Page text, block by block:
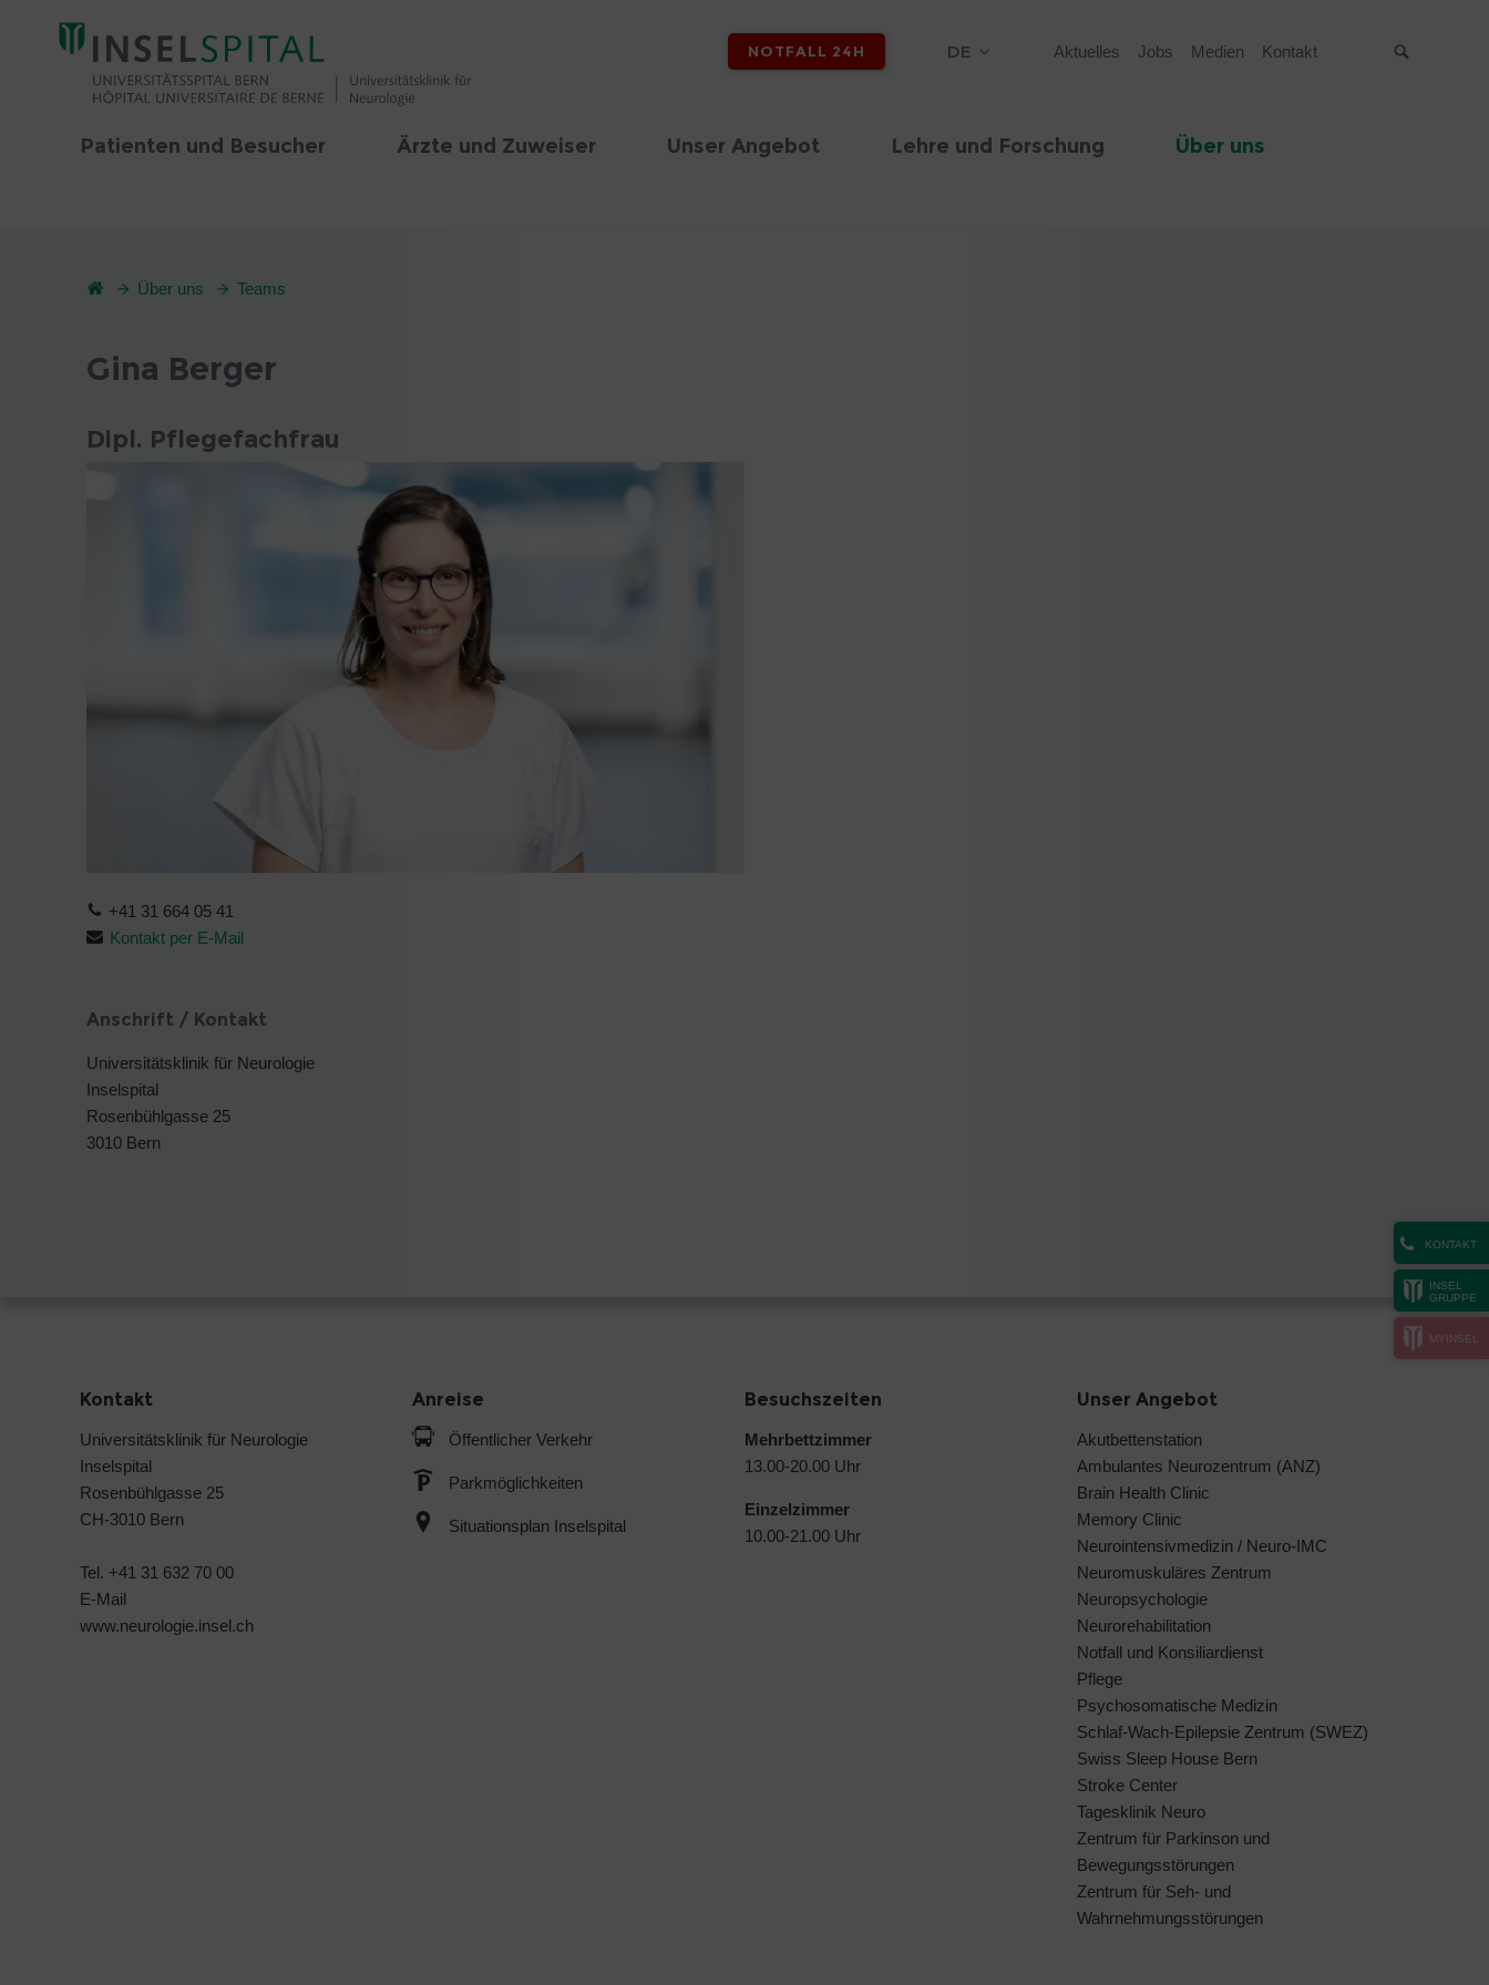
NOTFALL 24H DE Aktuelles Jobs Medien Kontakt
Patienten und Besucher Ärzte und Zuweiser Unser Angebot Lehre und Forschung Über uns
KONTAKT
INSEL
GRUPPE
MYINSEL
Über uns Teams
Gina Berger
Dipl. Pflegefachfrau
+41 31 664 05 41
Kontakt per E-Mail
Anschrift / Kontakt
Universitätsklinik für Neurologie
Inselspital
Rosenbühlgasse 25
3010 Bern
Kontakt
Universitätsklinik für Neurologie
Inselspital
Rosenbühlgasse 25
CH-3010 Bern
Tel. +41 31 632 70 00
E-Mail
www.neurologie.insel.ch
Anreise
Öffentlicher Verkehr
Parkmöglichkeiten
Situationsplan Inselspital
Besuchszeiten
Mehrbettzimmer
13.00-20.00 Uhr
Einzelzimmer
10.00-21.00 Uhr
Unser Angebot
Akutbettenstation
Ambulantes Neurozentrum (ANZ)
Brain Health Clinic
Memory Clinic
Neurointensivmedizin / Neuro-IMC
Neuromuskuläres Zentrum
Neuropsychologie
Neurorehabilitation
Notfall und Konsiliardienst
Pflege
Psychosomatische Medizin
Schlaf-Wach-Epilepsie Zentrum (SWEZ)
Swiss Sleep House Bern
Stroke Center
Tagesklinik Neuro
Zentrum für Parkinson und
Bewegungsstörungen
Zentrum für Seh- und
Wahrnehmungsstörungen